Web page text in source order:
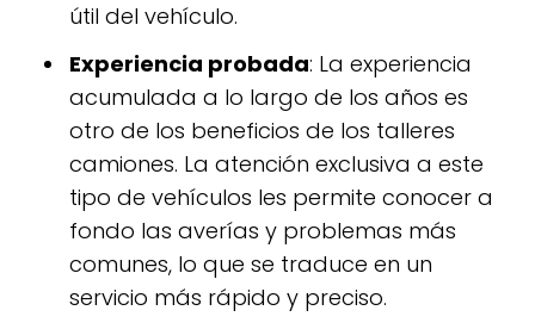
útil del vehículo.
Experiencia probada: La experiencia
acumulada a lo largo de los años es
otro de los beneficios de los talleres
camiones. La atención exclusiva a este
tipo de vehículos les permite conocer a
fondo las averías y problemas más
comunes, lo que se traduce en un
servicio más rápido y preciso.